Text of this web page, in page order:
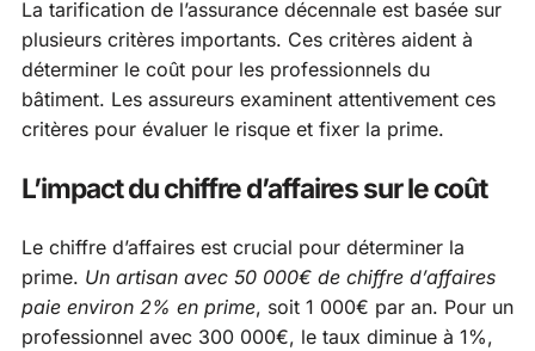
La tarification de l’assurance décennale est basée sur
plusieurs critères importants. Ces critères aident à
déterminer le coût pour les professionnels du
bâtiment. Les assureurs examinent attentivement ces
critères pour évaluer le risque et fixer la prime.
L’impact du chiffre d’affaires sur le coût
Le chiffre d’affaires est crucial pour déterminer la
prime. Un artisan avec 50 000€ de chiffre d’affaires
paie environ 2% en prime, soit 1 000€ par an. Pour un
professionnel avec 300 000€, le taux diminue à 1%,